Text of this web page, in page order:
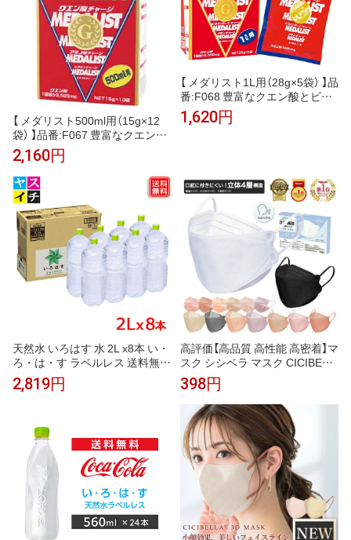
【 メダリスト500ml用（15g×12
袋） 】品番:F067 豊富なクエン酸
とビタミン、ミネラルなど約40
種類の栄養を配合！ 熱中症対策
2,160円
【 メダリスト1L用（28g×5袋） 】品
番:F068 豊富なクエン酸とビタ
ミン、ミネラルなど約40種類の
栄養を配合！ 熱中症対策
1,620円
天然水 いろはす 水 2L x8本 い・
ろ・は・す ラベルレス 送料無料
【メーカー直送】地震対策 宅配 ミ
ネラルウオーター のむシリカ
2,819円
高評価【高品質 高性能 高密着】マ
スク シシベラ マスク CICIBELL
A Mask シシベラ 立体マスク 20
枚 不織布マスク 50枚 血色マス
クバイカラー マスク 不織布 立
体 子供 おしゃれ くちばし マス
ク 快適 小さめ 不織布 カラーマ
スク 耳が痛くならない 4層構造
夏用マスク
398円